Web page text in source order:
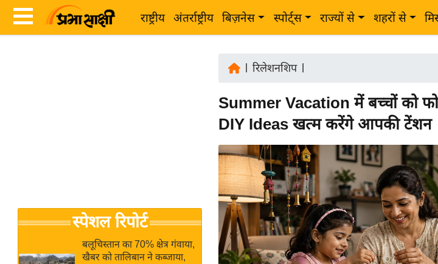
राष्ट्रीय अंतर्राष्ट्रीय बिज़नेस स्पोर्ट्स राज्यों से शहरों से
Breaking
News in
जगत
राय
स्पेशल रिपोर्ट
बलूचिस्तान का 70% क्षेत्र गंवाया,
खैबर को तालिबान ने कब्जाया,
रिलेशनशिप|
Summer Vacation में बच्चों को
DIY Ideas खत्म करेंगे आपकी टेंशन